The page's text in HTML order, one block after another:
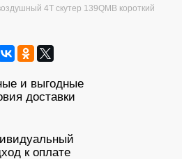
4Т скутер 139QMB короткий
и выгодные
доставки
к оплате